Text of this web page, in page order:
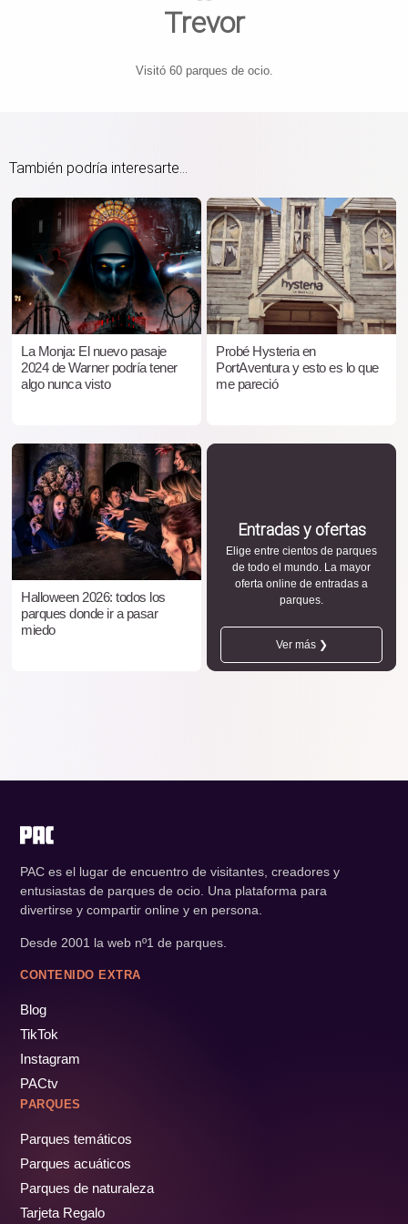
Trevor
Visitó 60 parques de ocio.
También podría interesarte...
La Monja: El nuevo pasaje
2024 de Warner podría tener
algo nunca visto
Probé Hysteria en
PortAventura y esto es lo que
me pareció
Halloween 2026: todos los
parques donde ir a pasar
miedo
Entradas y ofertas
Elige entre cientos de parques
de todo el mundo. La mayor
oferta online de entradas a
parques.
Ver más ❯
PAC es el lugar de encuentro de visitantes, creadores y
entusiastas de parques de ocio. Una plataforma para
divertirse y compartir online y en persona.
Desde 2001 la web nº1 de parques.
CONTENIDO EXTRA
Blog
TikTok
Instagram
PACtv
PARQUES
Parques temáticos
Parques acuáticos
Parques de naturaleza
Tarjeta Regalo